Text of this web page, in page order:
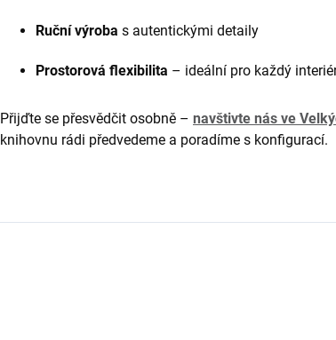
Ruční výroba s autentickými detaily
Prostorová flexibilita – ideální pro každý
Přijďte se přesvědčit osobně – navštivte nás ve
knihovnu rádi předvedeme a poradíme s konfigurací.